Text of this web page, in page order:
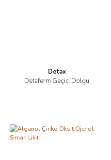
Detax
Detaferm Geçici Dolgu